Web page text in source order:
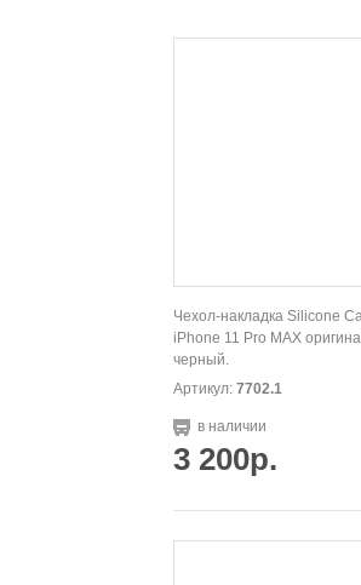
Чехол-накладка Silicone
iPhone 11 Pro МАХ
черный.
Артикул: 7702.1
в наличии
3 200р.